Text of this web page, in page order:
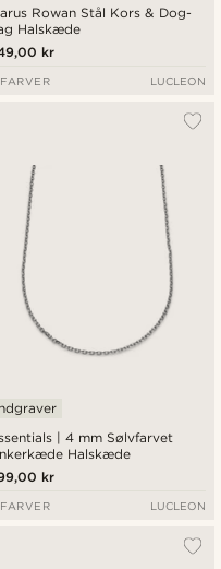
Rowan Stål Kors & Dog-
Halskæde
kr
LUCLEON
| 4 mm Sølvfarvet
Halskæde
kr
LUCLEON